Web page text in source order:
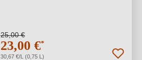
25,00 €
23,00 €*
30,67 €/L (0,75 L)